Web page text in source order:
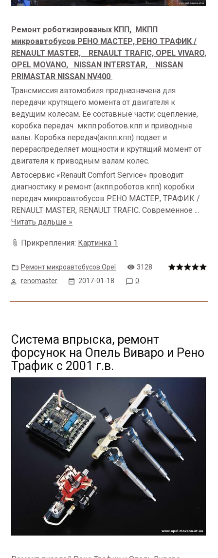
Ремонт роботизированых КПП, МКПП
микроавтобусов РЕНО МАСТЕР, РЕНО ТРАФИК /
RENAULT MASTER, RENAULT TRAFIC, OPEL VIVARO,
OPEL MOVANO, NISSAN INTERSTAR, NISSAN
PRIMASTAR NISSAN NV400
Трансмиссия автомобиля предназначена для
передачи крутящего момента от двигателя к
ведущим колесам. Ее составные части: сцепление,
коробка передач мкпп.роботов.кпп и приводные
валы. Коробка передач(акпп.кпп) подает и
перераспределяет мощности и крутящий момент от
двигателя к приводным валам колес.
Автосервис «Renault Сomfort Serviсe» проводит
диагностику и ремонт (акпп.роботов.кпп) коробки
передач микроавтобусов РЕНО МАСТЕР, ТРАФИК /
RENAULT MASTER, RENAULT TRAFIC. Современное ...
Читать дальше »
Прикрепления: Картинка 1
Ремонт микроавтобусов Opel
3128
renomaster
2017-01-18 0
Система впрыска, ремонт
форсунок на Опель Виваро и Рено
Трафик с 2001 г.в.